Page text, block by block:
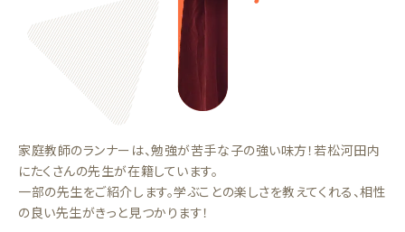
家庭教師のランナーは、勉強が苦手な子の強い味方！若松河田内
にたくさんの先生が在籍しています。
一部の先生をご紹介します。学ぶことの楽しさを教えてくれる、相性
の良い先生がきっと見つかります！